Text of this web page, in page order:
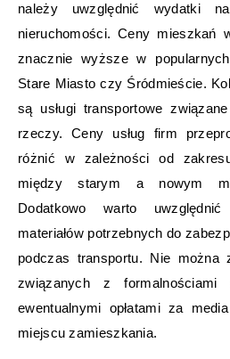
należy uwzględnić wydatki
nieruchomości. Ceny mieszkań
znacznie wyższe w
Stare Miasto czy Śródmieście.
są usługi transportowe
rzeczy. Ceny usług firm
różnić w zależności od
między starym a nowym
Dodatkowo warto
materiałów potrzebnych do
podczas transportu. Nie można
związanych z formalnościami
ewentualnymi opłatami za
miejscu zamieszkania.